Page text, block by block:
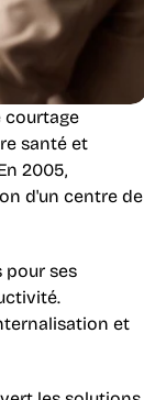
courtage
santé et
2005,
d'un centre de
pour ses
et